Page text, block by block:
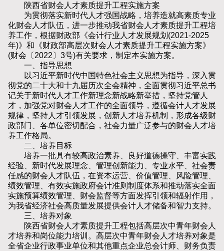
陕西省财会人才素质提升工程实施方案
为贯彻落实新时代人才强国战略，培养造就高素质专业
化财会人才队伍，进一步推动我省财会人才素质提升工程培
养工作，根据财政部《会计行业人才发展规划(2021-2025
年)》和《财政部高层次财会人才素质提升工程实施方案》
(财会〔2022〕3号)有关要求，制定本实施方案。
一、指导思想
以习近平新时代中国特色社会主义思想为指导，深入贯
彻党的二十大和十九届历次全会精神，全面贯彻习近平总书
记关于新时代人才工作新理念新战略新举措，坚持党管人
才，加强党对财会人才工作的全面领导，遵循会计人才发展
规律，坚持人才引领发展，创新人才培养机制，形成各级财
政部门、各单位密切配合，社会力量广泛参与的财会人才培
养工作格局。
二、培养目标
培养一批具有较高政治素养、良好道德操守、丰富实践
经验、新时代发展理念、管理创新能力、专业水平、社会责
任感的财会人才队伍，在资本运营、价值管理、风险管理、
绩效管理、有效实施政府会计准则制度体系和推动落实全面
实施预算绩效管理、财会监督等方面发挥引领和辐射作用，
为我省经济社会高质量发展提供会计人才储备和智力支持。
三、培养对象
陕西省财会人才素质提升工程包括高层次中青年财会人
才培养和岗位能力培训。高层次中青年财会人才培养对象是
全省企业行政事业单位和其他重点企业总会计师、财务负责